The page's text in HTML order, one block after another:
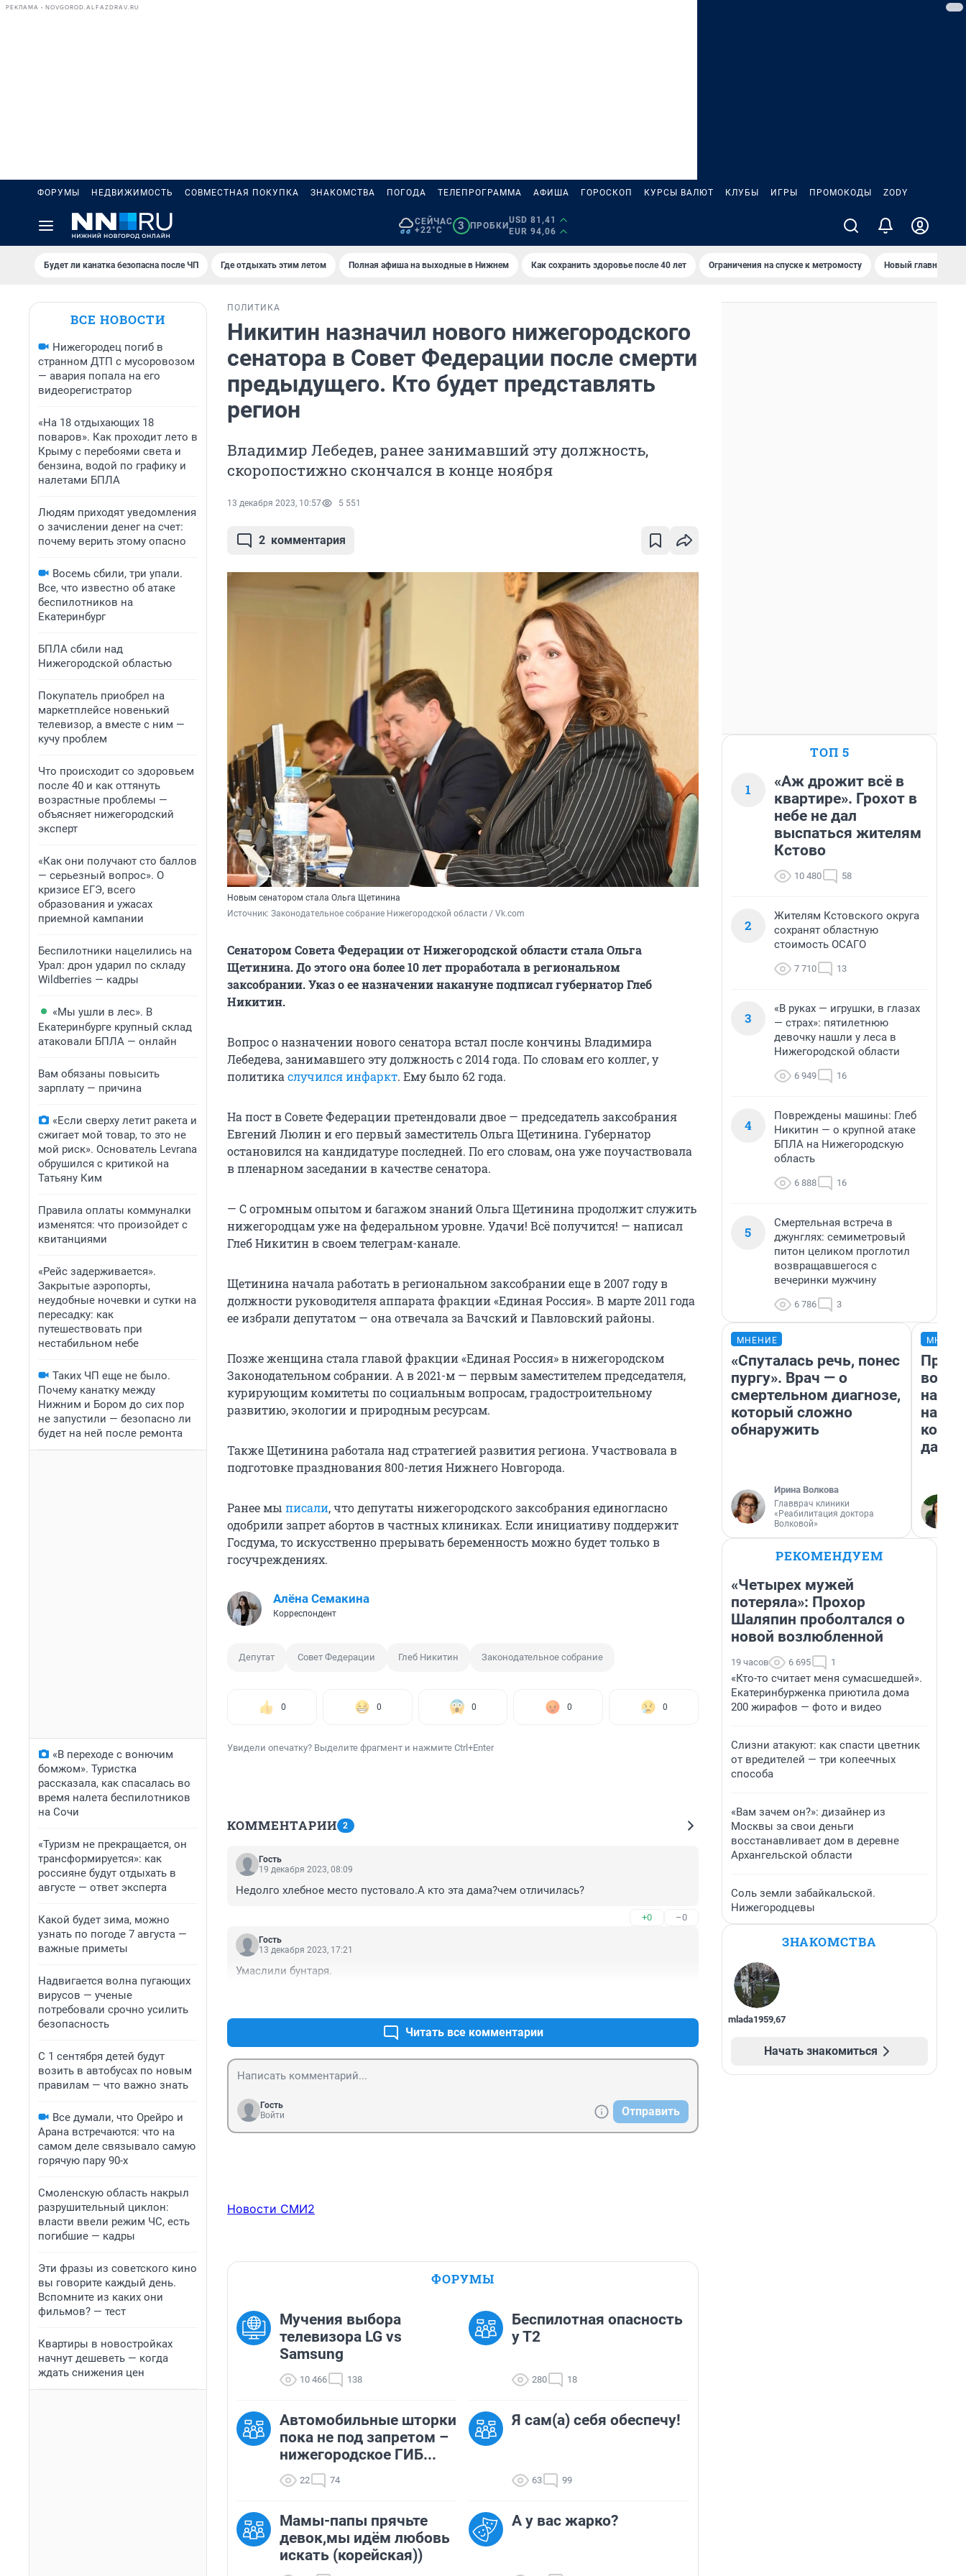
РЕКЛАМА • NOVGOROD.ALFAZDRAV.RU
ФОРУМЫ НЕДВИЖИМОСТЬ СОВМЕСТНАЯ ПОКУПКА ЗНАКОМСТВА ПОГОДА ТЕЛЕПРОГРАММА АФИША ГОРОСКОП КУРСЫ ВАЛЮТ КЛУБЫ ИГРЫ ПРОМОКОДЫ ZODY
СЕЙЧАС
+22°C
3 ПРОБКИ
USD 81,41
EUR 94,06
Будет ли канатка безопасна после ЧП Где отдыхать этим летом Полная афиша на выходные в Нижнем Как сохранить здоровье после 40 лет Ограничения на спуске к метромосту Новый главный
ВСЕ НОВОСТИ
Нижегородец погиб в
странном ДТП с мусоровозом
— авария попала на его
видеорегистратор
«На 18 отдыхающих 18
поваров». Как проходит лето в
Крыму с перебоями света и
бензина, водой по графику и
налетами БПЛА
Людям приходят уведомления
о зачислении денег на счет:
почему верить этому опасно
Восемь сбили, три упали.
Все, что известно об атаке
беспилотников на
Екатеринбург
БПЛА сбили над
Нижегородской областью
Покупатель приобрел на
маркетплейсе новенький
телевизор, а вместе с ним —
кучу проблем
Что происходит со здоровьем
после 40 и как оттянуть
возрастные проблемы —
объясняет нижегородский
эксперт
«Как они получают сто баллов
— серьезный вопрос». О
кризисе ЕГЭ, всего
образования и ужасах
приемной кампании
Беспилотники нацелились на
Урал: дрон ударил по складу
Wildberries — кадры
«Мы ушли в лес». В
Екатеринбурге крупный склад
атаковали БПЛА — онлайн
Вам обязаны повысить
зарплату — причина
«Если сверху летит ракета и
сжигает мой товар, то это не
мой риск». Основатель Levrana
обрушился с критикой на
Татьяну Ким
Правила оплаты коммуналки
изменятся: что произойдет с
квитанциями
«Рейс задерживается».
Закрытые аэропорты,
неудобные ночевки и сутки на
пересадку: как
путешествовать при
нестабильном небе
Таких ЧП еще не было.
Почему канатку между
Нижним и Бором до сих пор
не запустили — безопасно ли
будет на ней после ремонта
«В переходе с вонючим
бомжом». Туристка
рассказала, как спасалась во
время налета беспилотников
на Сочи
«Туризм не прекращается, он
трансформируется»: как
россияне будут отдыхать в
августе — ответ эксперта
Какой будет зима, можно
узнать по погоде 7 августа —
важные приметы
Надвигается волна пугающих
вирусов — ученые
потребовали срочно усилить
безопасность
С 1 сентября детей будут
возить в автобусах по новым
правилам — что важно знать
Все думали, что Орейро и
Арана встречаются: что на
самом деле связывало самую
горячую пару 90-х
Смоленскую область накрыл
разрушительный циклон:
власти ввели режим ЧС, есть
погибшие — кадры
Эти фразы из советского кино
вы говорите каждый день.
Вспомните из каких они
фильмов? — тест
Квартиры в новостройках
начнут дешеветь — когда
ждать снижения цен
ПОЛИТИКА
Никитин назначил нового нижегородского
сенатора в Совет Федерации после смерти
предыдущего. Кто будет представлять
регион
Владимир Лебедев, ранее занимавший эту должность,
скоропостижно скончался в конце ноября
13 декабря 2023, 10:57 5 551
2 комментария
Новым сенатором стала Ольга Щетинина
Источник: Законодательное собрание Нижегородской области / Vk.com
Сенатором Совета Федерации от Нижегородской области стала Ольга
Щетинина. До этого она более 10 лет проработала в региональном
заксобрании. Указ о ее назначении накануне подписал губернатор Глеб
Никитин.
Вопрос о назначении нового сенатора встал после кончины Владимира
Лебедева, занимавшего эту должность с 2014 года. По словам его коллег, у
политика случился инфаркт. Ему было 62 года.
На пост в Совете Федерации претендовали двое — председатель заксобрания
Евгений Люлин и его первый заместитель Ольга Щетинина. Губернатор
остановился на кандидатуре последней. По его словам, она уже поучаствовала
в пленарном заседании в качестве сенатора.
— С огромным опытом и багажом знаний Ольга Щетинина продолжит служить
нижегородцам уже на федеральном уровне. Удачи! Всё получится! — написал
Глеб Никитин в своем телеграм-канале.
Щетинина начала работать в региональном заксобрании еще в 2007 году в
должности руководителя аппарата фракции «Единая Россия». В марте 2011 года
ее избрали депутатом — она отвечала за Вачский и Павловский районы.
Позже женщина стала главой фракции «Единая Россия» в нижегородском
Законодательном собрании. А в 2021-м — первым заместителем председателя,
курирующим комитеты по социальным вопросам, градостроительному
развитию, экологии и природным ресурсам.
Также Щетинина работала над стратегией развития региона. Участвовала в
подготовке празднования 800-летия Нижнего Новгорода.
Ранее мы писали, что депутаты нижегородского заксобрания единогласно
одобрили запрет абортов в частных клиниках. Если инициативу поддержит
Госдума, то искусственно прерывать беременность можно будет только в
госучреждениях.
Алёна Семакина
Корреспондент
Депутат Совет Федерации Глеб Никитин Законодательное собрание
0 0 0 0 0
Увидели опечатку? Выделите фрагмент и нажмите Ctrl+Enter
КОММЕНТАРИИ 2
Гость
19 декабря 2023, 08:09
Недолго хлебное место пустовало.А кто эта дама?чем отличилась?
+0 –0
Гость
13 декабря 2023, 17:21
Умаслили бунтаря.
Читать все комментарии
Гость
Войти
Отправить
Новости СМИ2
ФОРУМЫ
Мучения выбора
телевизора LG vs
Samsung
10 466 138
Беспилотная опасность
у Т2
280 18
Автомобильные шторки
пока не под запретом –
нижегородское ГИБ...
22 74
Я сам(а) себя обеспечу!
63 99
Мамы-папы прячьте
девок,мы идём любовь
искать (корейская))
А у вас жарко?
ТОП 5
1
«Аж дрожит всё в
квартире». Грохот в
небе не дал
выспаться жителям
Кстово
10 480 58
2
Жителям Кстовского округа
сохранят областную
стоимость ОСАГО
7 710 13
3
«В руках — игрушки, в глазах
— страх»: пятилетнюю
девочку нашли у леса в
Нижегородской области
6 949 16
4
Повреждены машины: Глеб
Никитин — о крупной атаке
БПЛА на Нижегородскую
область
6 888 16
5
Смертельная встреча в
джунглях: семиметровый
питон целиком проглотил
возвращавшегося с
вечеринки мужчину
6 786 3
МНЕНИЕ
«Спуталась речь, понес
пургу». Врач — о
смертельном диагнозе,
который сложно
обнаружить
Ирина Волкова
Главврач клиники
«Реабилитация доктора
Волковой»
нам
даже
РЕКОМЕНДУЕМ
«Четырех мужей
потеряла»: Прохор
Шаляпин проболтался о
новой возлюбленной
19 часов 6 695 1
«Кто-то считает меня сумасшедшей».
Екатеринбурженка приютила дома
200 жирафов — фото и видео
Слизни атакуют: как спасти цветник
от вредителей — три копеечных
способа
«Вам зачем он?»: дизайнер из
Москвы за свои деньги
восстанавливает дом в деревне
Архангельской области
Соль земли забайкальской.
Нижегородцевы
ЗНАКОМСТВА
mlada1959,67
Начать знакомиться